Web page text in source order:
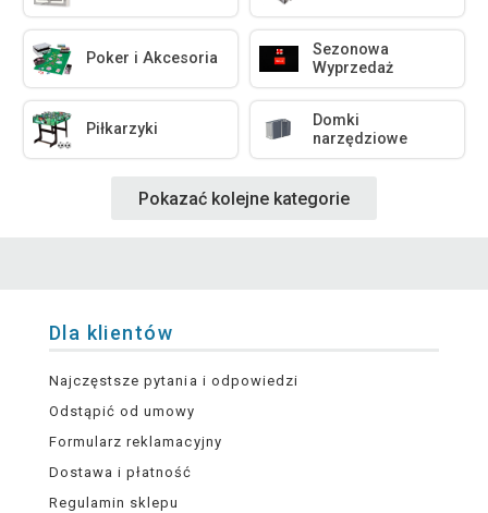
Poker i Akcesoria
Sezonowa
Wyprzedaż
Piłkarzyki
Domki
narzędziowe
Pokazać kolejne kategorie
Dla klientów
Najczęstsze pytania i odpowiedzi
Odstąpić od umowy
Formularz reklamacyjny
Dostawa i płatność
Regulamin sklepu